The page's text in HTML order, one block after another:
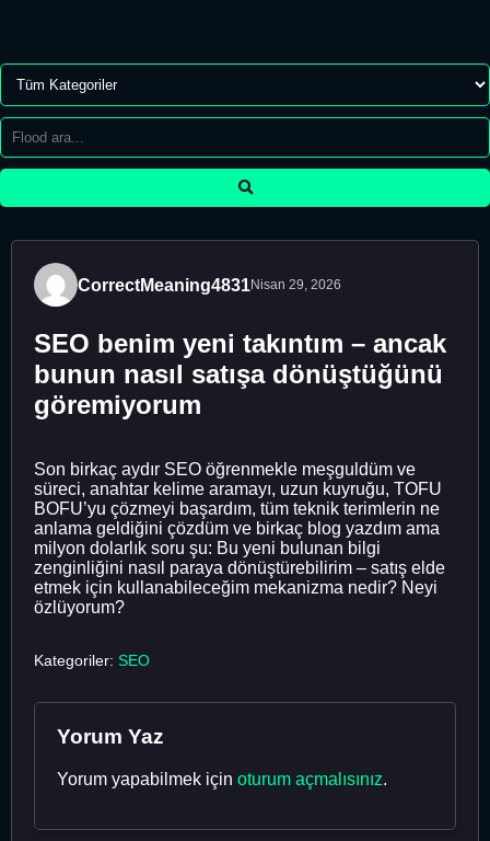
CorrectMeaning4831Nisan 29, 2026
SEO benim yeni takıntım – ancak
bunun nasıl satışa dönüştüğünü
göremiyorum
Son birkaç aydır SEO öğrenmekle meşguldüm ve
süreci, anahtar kelime aramayı, uzun kuyruğu, TOFU
BOFU’yu çözmeyi başardım, tüm teknik terimlerin ne
anlama geldiğini çözdüm ve birkaç blog yazdım ama
milyon dolarlık soru şu: Bu yeni bulunan bilgi
zenginliğini nasıl paraya dönüştürebilirim – satış elde
etmek için kullanabileceğim mekanizma nedir? Neyi
özlüyorum?
Kategoriler: SEO
Yorum Yaz
Yorum yapabilmek için oturum açmalısınız.